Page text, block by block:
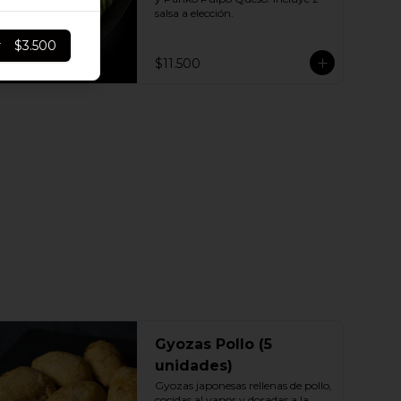
salsa a elección.
$11.500
Gyozas Pollo (5
unidades)
Gyozas japonesas rellenas de pollo,
$3.500